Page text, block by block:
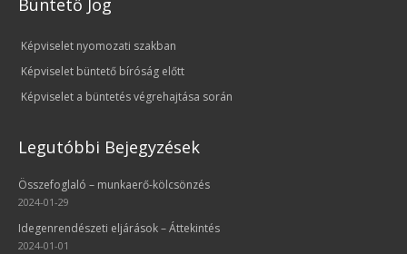
Büntető Jog
Képviselet nyomozati szakban
Képviselet büntető bíróság előtt
Képviselet a büntetés végrehajtása során
Legutóbbi Bejegyzések
Összefoglaló – munkaerő-kölcsönzés
2024-01-29
Idegenrendészeti eljárások – Áttekintés
2024-01-01